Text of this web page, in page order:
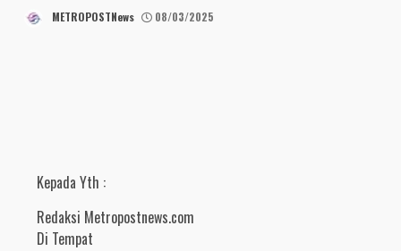
METROPOSTNews 08/03/2025
Kepada Yth :
Redaksi Metropostnews.com
Di Tempat